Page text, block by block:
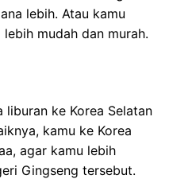
lebih. Atau kamu
mudah dan murah.
ke Korea Selatan
kamu ke Korea
agar kamu lebih
Gingseng tersebut.